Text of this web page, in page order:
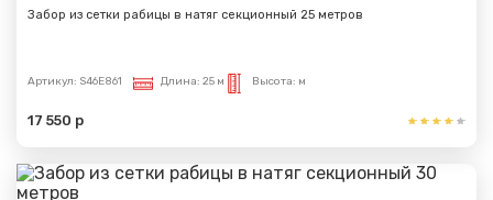
Забор из сетки рабицы в натяг секционный 25 метров
Артикул: S46E861 Длина: 25 м Высота: м
17 550 р